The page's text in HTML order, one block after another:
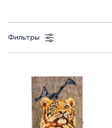
Фильтры